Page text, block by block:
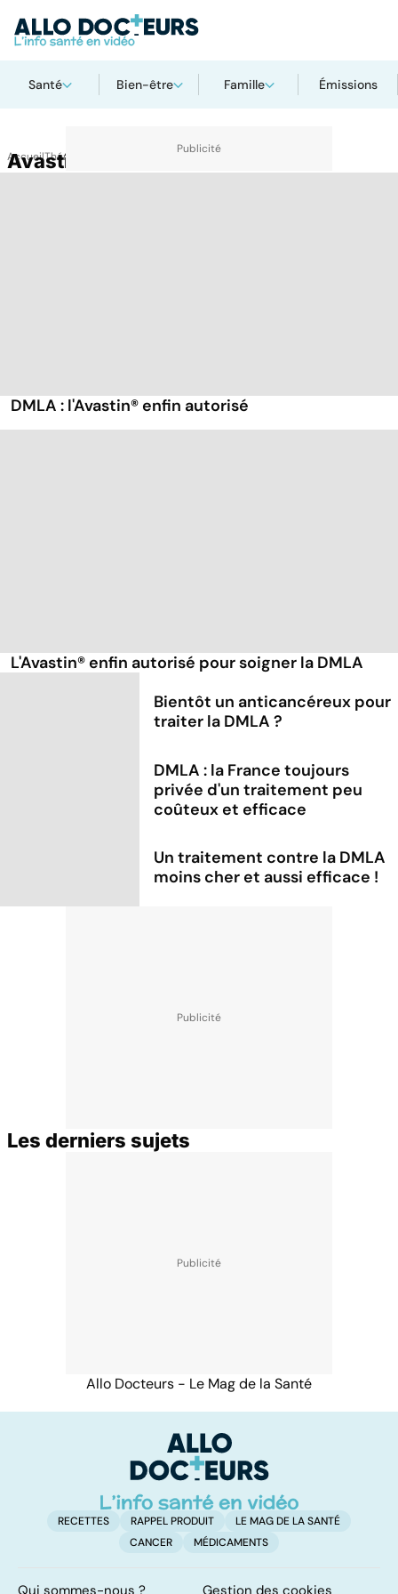
Santé Bien-être Famille Émissions
AccueilThématiques
Avastin
DMLA : l'Avastin® enfin autorisé
L'Avastin® enfin autorisé pour soigner la DMLA
Bientôt un anticancéreux pour
traiter la DMLA ?
DMLA : la France toujours
privée d'un traitement peu
coûteux et efficace
Un traitement contre la DMLA
moins cher et aussi efficace !
Les derniers sujets
Allo Docteurs - Le Mag de la Santé
RECETTES RAPPEL PRODUIT
LE MAG DE LA SANTÉ
CANCER
MÉDICAMENTS
Qui sommes-nous ? Gestion des cookies